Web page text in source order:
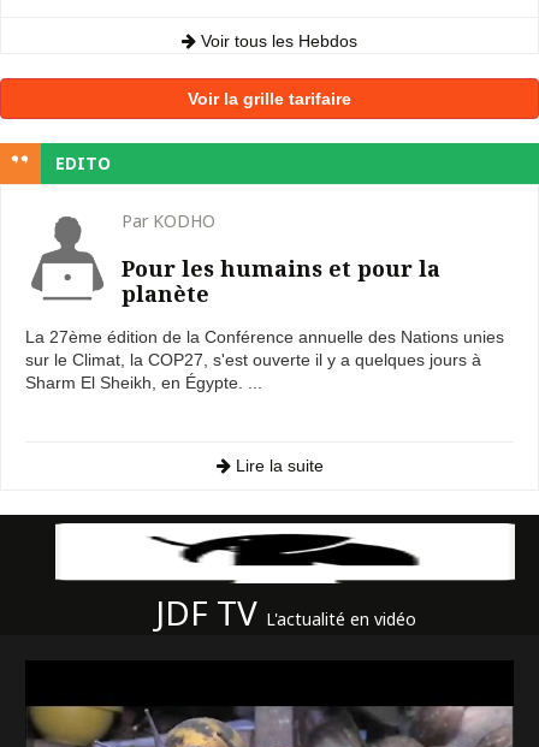
Voir tous les Hebdos
Voir la grille tarifaire
EDITO
Par KODHO
Pour les humains et pour la
planète
La 27ème édition de la Conférence annuelle des Nations unies
sur le Climat, la COP27, s'est ouverte il y a quelques jours à
Sharm El Sheikh, en Égypte. ...
Lire la suite
JDF TV L'actualité en vidéo